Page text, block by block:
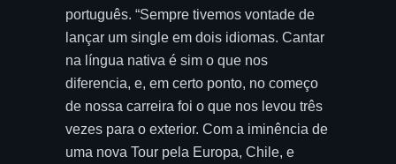
português. “Sempre tivemos vontade de
lançar um single em dois idiomas. Cantar
na língua nativa é sim o que nos
diferencia, e, em certo ponto, no começo
de nossa carreira foi o que nos levou três
vezes para o exterior. Com a iminência de
uma nova Tour pela Europa, Chile, e